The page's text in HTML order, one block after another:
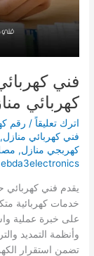
كهربائي
اترك تعليقاً / رقم
فني كهربائي منازل,
كهربجي منازل,
ebda3electronics
خدمات كهربائية
على خبرة عملية
وأنظمة التمديد
تضمن استقرار